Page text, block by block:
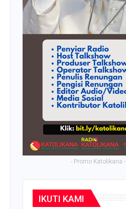
- Promo Katolikana -
IKUTI KAMI